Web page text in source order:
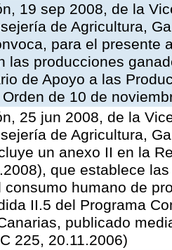
19 sep 2008, de la
de Agricultura,
para el presente
las producciones
de Apoyo a las
de 10 de
25 jun 2008, de la
de Agricultura,
un anexo II en la
que establece
consumo humano de
II.5 del Programa
publicado
225, 20.11.2006)